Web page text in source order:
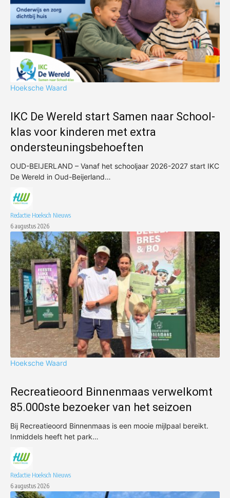
Hoeksche Waard
IKC De Wereld start Samen naar School-
klas voor kinderen met extra
ondersteuningsbehoeften
OUD-BEIJERLAND – Vanaf het schooljaar 2026-2027 start IKC
De Wereld in Oud-Beijerland…
Redactie Hoeksch Nieuws
6 augustus 2026
Hoeksche Waard
Recreatieoord Binnenmaas verwelkomt
85.000ste bezoeker van het seizoen
Bij Recreatieoord Binnenmaas is een mooie mijlpaal bereikt.
Inmiddels heeft het park…
Redactie Hoeksch Nieuws
6 augustus 2026